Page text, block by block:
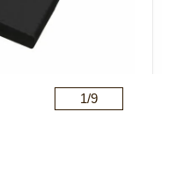
1/9